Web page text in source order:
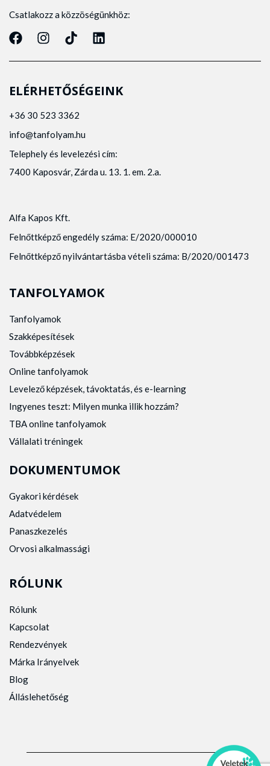
Csatlakozz a közzöségünkhöz:
ELÉRHETŐSÉGEINK
+36 30 523 3362
info@tanfolyam.hu
Telephely és levelezési cím:
7400 Kaposvár, Zárda u. 13. 1. em. 2.a.
Alfa Kapos Kft.
Felnőttképző engedély száma: E/2020/000010
Felnőttképző nyilvántartásba vételi száma: B/2020/001473
TANFOLYAMOK
Tanfolyamok
Szakképesítések
Továbbképzések
Online tanfolyamok
Levelező képzések, távoktatás, és e-learning
Ingyenes teszt: Milyen munka illik hozzám?
TBA online tanfolyamok
Vállalati tréningek
DOKUMENTUMOK
Gyakori kérdések
Adatvédelem
Panaszkezelés
Orvosi alkalmassági
RÓLUNK
Rólunk
Kapcsolat
Rendezvények
Márka Irányelvek
Blog
Álláslehetőség